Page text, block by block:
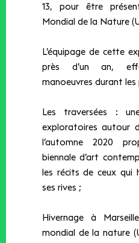
13, pour être
Mondial de la Nature
L’équipage de cette
près d’un an,
manoeuvres durant les
Les traversées ​:
exploratoires autour
l’automne 2020
biennale d’art
les récits de ceux
ses rives ;
Hivernage à
mondial de la nature